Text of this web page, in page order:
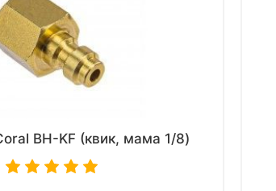
BH-KF (квик, мама 1/8)